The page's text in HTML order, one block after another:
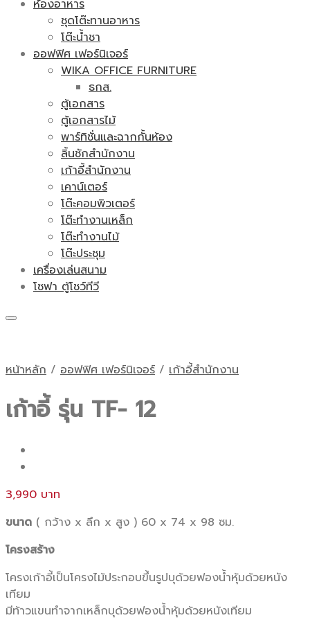
ห้องอาหาร
ชุดโต๊ะทานอาหาร
โต๊ะน้ำชา
ออฟฟิศ เฟอร์นิเจอร์
WIKA OFFICE FURNITURE
ธกส.
ตู้เอกสาร
ตู้เอกสารไม้
พาร์ทิชั่นและฉากกั้นห้อง
ลิ้นชักสำนักงาน
เก้าอี้สำนักงาน
เคาน์เตอร์
โต๊ะคอมพิวเตอร์
โต๊ะทำงานเหล็ก
โต๊ะทำงานไม้
โต๊ะประชุม
เครื่องเล่นสนาม
โซฟา ตู้โชว์ทีวี
หน้าหลัก / ออฟฟิศ เฟอร์นิเจอร์ / เก้าอี้สำนักงาน
เก้าอี้ รุ่น TF- 12
3,990
ขนาด ( กว้าง x ลึก x สูง ) 60 x 74 x 98 ซม.
โครงสร้าง
โครงเก้าอี้เป็นโครงไม้ประกอบขึ้นรูปบุด้วยฟองน้ำหุ้มด้วยหนัง
เทียม
มีท้าวแขนทำจากเหล็กบุด้วยฟองน้ำหุ้มด้วยหนังเทียม